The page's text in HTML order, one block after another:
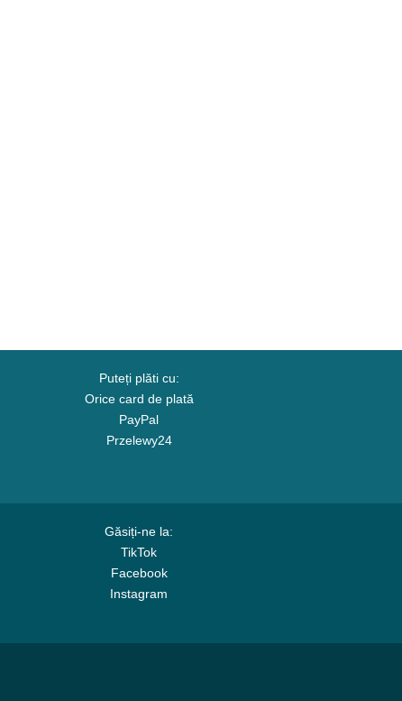
Puteți plăti cu:
Orice card de plată
PayPal
Przelewy24
Găsiți-ne la:
TikTok
Facebook
Instagram